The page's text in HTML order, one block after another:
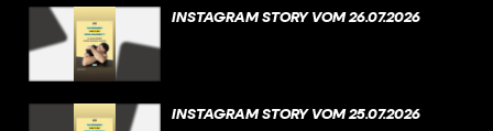
INSTAGRAM STORY VOM 26.07.2026
INSTAGRAM STORY VOM 25.07.2026